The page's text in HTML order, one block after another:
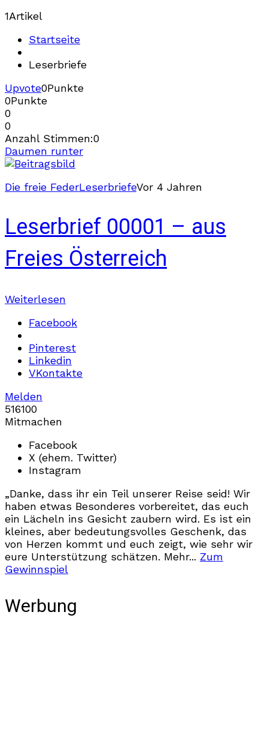
1Artikel
Startseite
Leserbriefe
Upvote0Punkte
0Punkte
0
0
Anzahl Stimmen:0
Daumen runter
Die freie FederLeserbriefeVor 4 Jahren
Leserbrief 00001 – aus
Freies Österreich
Weiterlesen
Facebook
Pinterest
Linkedin
VKontakte
Melden
516100
Mitmachen
Facebook
X (ehem. Twitter)
Instagram
„Danke, dass ihr ein Teil unserer Reise seid! Wir
haben etwas Besonderes vorbereitet, das euch
ein Lächeln ins Gesicht zaubern wird. Es ist ein
kleines, aber bedeutungsvolles Geschenk, das
von Herzen kommt und euch zeigt, wie sehr wir
eure Unterstützung schätzen. Mehr... Zum
Gewinnspiel
Werbung